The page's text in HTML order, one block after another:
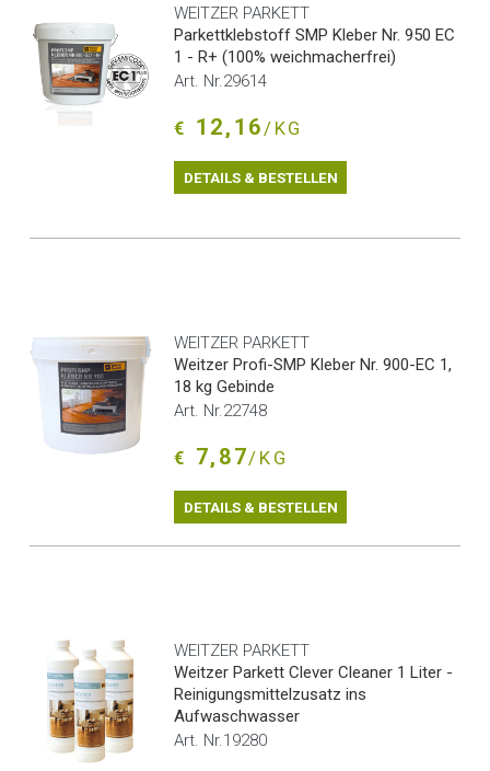
WEITZER PARKETT
Parkettklebstoff SMP Kleber Nr. 950 EC
1 - R+ (100% weichmacherfrei)
Art. Nr.29614
€ 12,16/KG
DETAILS & BESTELLEN
WEITZER PARKETT
Weitzer Profi-SMP Kleber Nr. 900-EC 1,
18 kg Gebinde
Art. Nr.22748
€ 7,87/KG
DETAILS & BESTELLEN
WEITZER PARKETT
Weitzer Parkett Clever Cleaner 1 Liter -
Reinigungsmittelzusatz ins
Aufwaschwasser
Art. Nr.19280